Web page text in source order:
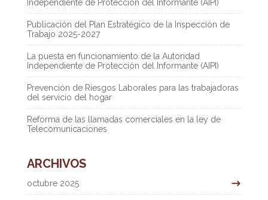
Independiente de Protección del Informante (AIPI)
Publicación del Plan Estratégico de la Inspección de
Trabajo 2025-2027
La puesta en funcionamiento de la Autoridad
Independiente de Protección del Informante (AIPI)
Prevención de Riesgos Laborales para las trabajadoras
del servicio del hogar
Reforma de las llamadas comerciales en la ley de
Telecomunicaciones
ARCHIVOS
octubre 2025